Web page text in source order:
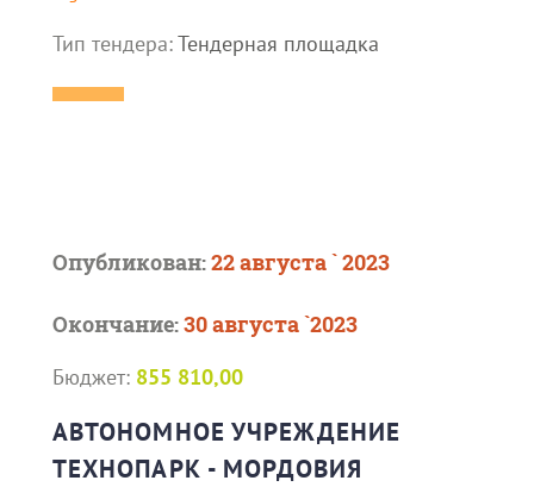
Тип тендера:Тендерная площадка
Опубликован:22 августа ` 2023
Окончание:30 августа `2023
Бюджет: 855 810,00
АВТОНОМНОЕ УЧРЕЖДЕНИЕ
ТЕХНОПАРК - МОРДОВИЯ